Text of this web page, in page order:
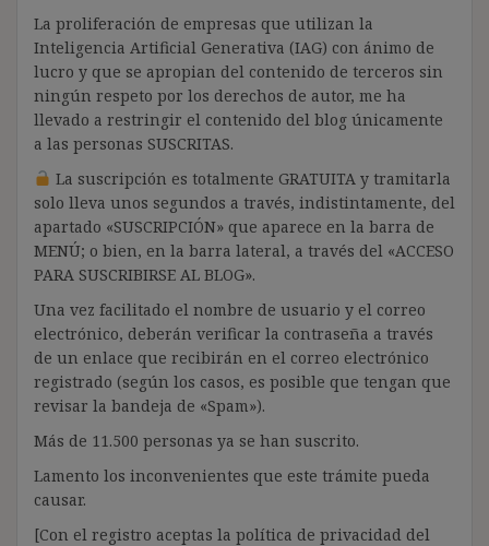
La proliferación de empresas que utilizan la
Inteligencia Artificial Generativa (IAG) con ánimo de
lucro y que se apropian del contenido de terceros sin
ningún respeto por los derechos de autor, me ha
llevado a restringir el contenido del blog únicamente
a las personas SUSCRITAS.
La suscripción es totalmente GRATUITA y tramitarla
solo lleva unos segundos a través, indistintamente, del
apartado «SUSCRIPCIÓN» que aparece en la barra de
MENÚ; o bien, en la barra lateral, a través del «ACCESO
PARA SUSCRIBIRSE AL BLOG».
Una vez facilitado el nombre de usuario y el correo
electrónico, deberán verificar la contraseña a través
de un enlace que recibirán en el correo electrónico
registrado (según los casos, es posible que tengan que
revisar la bandeja de «Spam»).
Más de 11.500 personas ya se han suscrito.
Lamento los inconvenientes que este trámite pueda
causar.
[Con el registro aceptas la política de privacidad del